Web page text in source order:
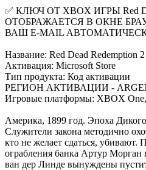
✅ КЛЮЧ ОТ XBOX ИГРЫ Red
ОТОБРАЖАЕТСЯ В ОКНЕ
ВАШ E-MAIL
Название: Red Dead Redemption 2
Активация: Microsoft Store
Тип продукта: Код активации
РЕГИОН АКТИВАЦИИ -
Игровые платформы: XBOX
Америка, 1899 год. Эпоха
Служители закона методично
кто не желает сдаться, убивают.
ограбления банка Артур Морган
ван дер Линде вынуждены